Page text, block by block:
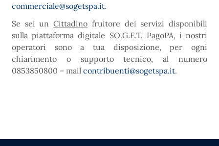
commerciale@sogetspa.it.
Se sei unCittadino fruitore dei servizi disponibili
sulla piattaforma digitale SO.G.E.T. PagoPA, i nostri
operatori sono a tua disposizione, per ogni
chiarimento o supporto tecnico, al numero
0853850800 – mail contribuenti@sogetspa.it.